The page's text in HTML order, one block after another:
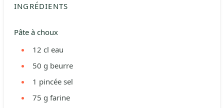
INGRÉDIENTS
Pâte à choux
12 cl eau
50 g beurre
1 pincée sel
75 g farine